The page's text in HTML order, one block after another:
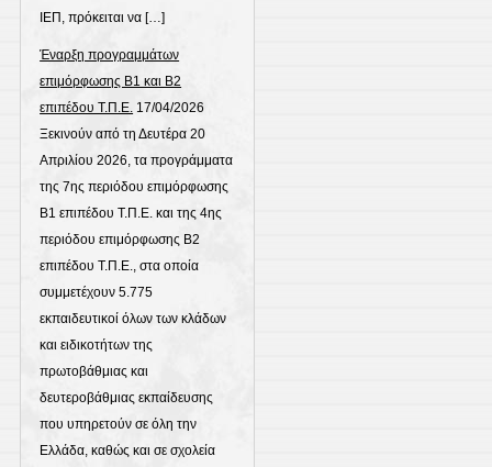
ΙΕΠ, πρόκειται να […]
Έναρξη προγραμμάτων
επιμόρφωσης Β1 και Β2
επιπέδου Τ.Π.Ε. 17/04/2026
Ξεκινούν από τη Δευτέρα 20
Απριλίου 2026, τα προγράμματα
της 7ης περιόδου επιμόρφωσης
Β1 επιπέδου Τ.Π.Ε. και της 4ης
περιόδου επιμόρφωσης Β2
επιπέδου Τ.Π.Ε., στα οποία
συμμετέχουν 5.775
εκπαιδευτικοί όλων των κλάδων
και ειδικοτήτων της
πρωτοβάθμιας και
δευτεροβάθμιας εκπαίδευσης
που υπηρετούν σε όλη την
Ελλάδα, καθώς και σε σχολεία